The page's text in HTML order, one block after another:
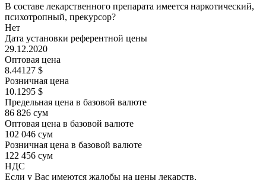
В составе лекарственного препарата имеется наркотический,
психотропный, прекурсор?
Нет
Дата установки референтной цены
29.12.2020
Оптовая цена
8.44127 $
Розничная цена
10.1295 $
Предельная цена в базовой валюте
86 826 сум
Оптовая цена в базовой валюте
102 046 сум
Розничная цена в базовой валюте
122 456 сум
НДС
Если у Вас имеются жалобы на цены лекарств,